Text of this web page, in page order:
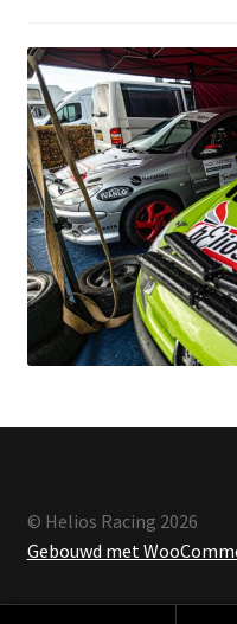
© Helios Racing 2026
Gebouwd met